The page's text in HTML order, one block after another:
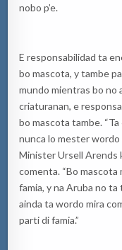
nobo p’e.
E responsabilidad ta
bo mascota, y tambe
mundo mientras bono
criaturanan, e
bo mascota tambe.
nunca lo mester wordo
Minister Ursell Arends
comenta. “Bo
famia, y na Aruba no
ainda ta wordo mira
parti di famia.”